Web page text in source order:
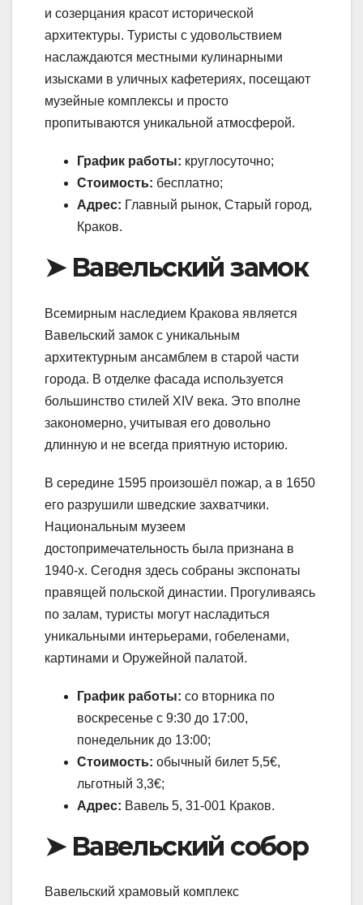
и созерцания красот исторической
архитектуры. Туристы с удовольствием
наслаждаются местными кулинарными
изысками в уличных кафетериях, посещают
музейные комплексы и просто
пропитываются уникальной атмосферой.
График работы: круглосуточно;
Стоимость: бесплатно;
Адрес: Главный рынок, Старый город,
Краков.
➤ Вавельский замок
Всемирным наследием Кракова является
Вавельский замок с уникальным
архитектурным ансамблем в старой части
города. В отделке фасада используется
большинство стилей XIV века. Это вполне
закономерно, учитывая его довольно
длинную и не всегда приятную историю.
В середине 1595 произошёл пожар, а в 1650
его разрушили шведские захватчики.
Национальным музеем
достопримечательность была признана в
1940-х. Сегодня здесь собраны экспонаты
правящей польской династии. Прогуливаясь
по залам, туристы могут насладиться
уникальными интерьерами, гобеленами,
картинами и Оружейной палатой.
График работы: со вторника по
воскресенье с 9:30 до 17:00,
понедельник до 13:00;
Стоимость: обычный билет 5,5€,
льготный 3,3€;
Адрес: Вавель 5, 31-001 Краков.
➤ Вавельский собор
Вавельский храмовый комплекс